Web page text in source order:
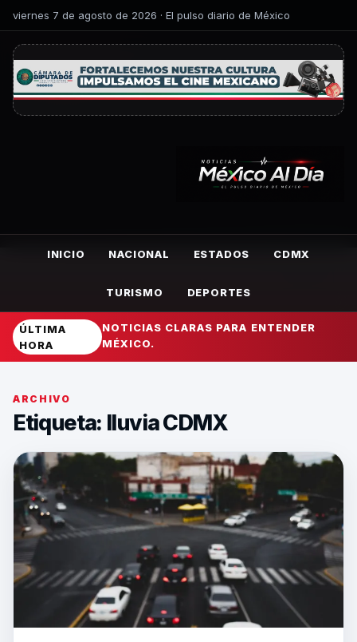
viernes 7 de agosto de 2026 · El pulso diario de México
INICIO NACIONAL ESTADOS CDMX
TURISMO DEPORTES
ÚLTIMA
HORA
NOTICIAS CLARAS PARA ENTENDER
MÉXICO.
ARCHIVO
Etiqueta: lluvia CDMX